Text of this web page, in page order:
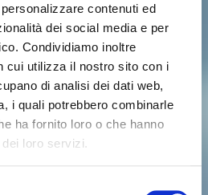
contenuti ed
dei social media e per
Condividiamo inoltre
cui utilizza il nostro sito con i
di analisi dei dati web,
i quali potrebbero combinarle
ha fornito loro o che hanno
loro servizi.
su
di clienti privati, piccole